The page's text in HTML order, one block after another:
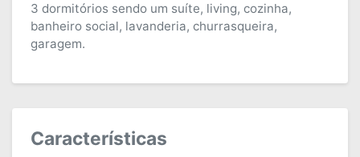
3 dormitórios sendo um suíte, living, cozinha,
banheiro social, lavanderia, churrasqueira,
garagem.
Características